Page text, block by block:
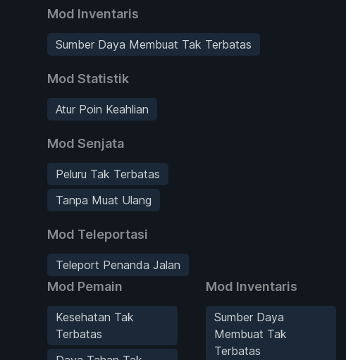
Mod Inventaris
Sumber Daya Membuat Tak Terbatas
Mod Statistik
Atur Poin Keahlian
Mod Senjata
Peluru Tak Terbatas
Tanpa Muat Ulang
Mod Teleportasi
Teleport Penanda Jalan
Mod Pemain
Kesehatan Tak
Terbatas
Mod Inventaris
Sumber Daya
Membuat Tak
Terbatas